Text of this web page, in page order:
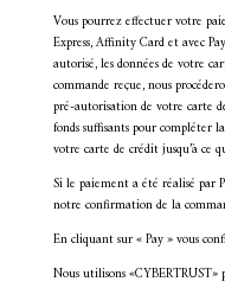
Vous pourrez effectuer votre
Express, Affinity Card et avec
autorisé, les données de votre
commande reçue, nous
pré-autorisation de votre carte
fonds suffisants pour compléter
votre carte de crédit jusqu’à ce
Si le paiement a été réalisé par
notre confirmation de la
En cliquant sur « Pay » vous
Nous utilisons